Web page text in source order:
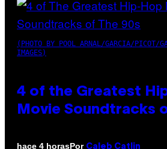
(PHOTO BY POOL ARNAL/GARCIA/PICOT/
IMAGES)
4 of the Greatest
Movie Soundtracks
hace 4 horasPor Caleb Catlin